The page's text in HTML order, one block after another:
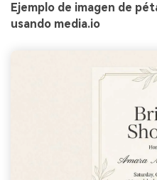
Ejemplo de imagen de
usando media.io